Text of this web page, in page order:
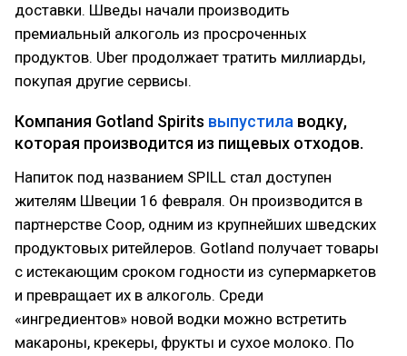
доставки. Шведы начали производить
премиальный алкоголь из просроченных
продуктов. Uber продолжает тратить миллиарды,
покупая другие сервисы.
Компания Gotland Spirits выпустила водку,
которая производится из пищевых отходов.
Напиток под названием SPILL стал доступен
жителям Швеции 16 февраля. Он производится в
партнерстве Coop, одним из крупнейших шведских
продуктовых ритейлеров. Gotland получает товары
с истекающим сроком годности из супермаркетов
и превращает их в алкоголь. Среди
«ингредиентов» новой водки можно встретить
макароны, крекеры, фрукты и сухое молоко. По